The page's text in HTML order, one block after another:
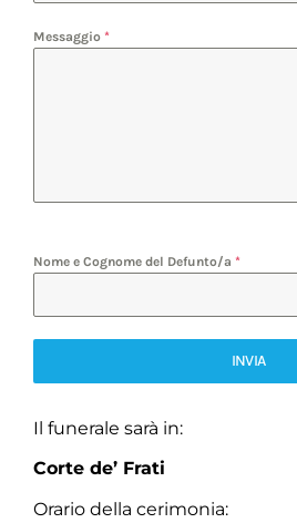
Messaggio *
Nome e Cognome del Defunto/a *
INVIA
Il funerale sarà in:
Corte de’ Frati
Orario della cerimonia: